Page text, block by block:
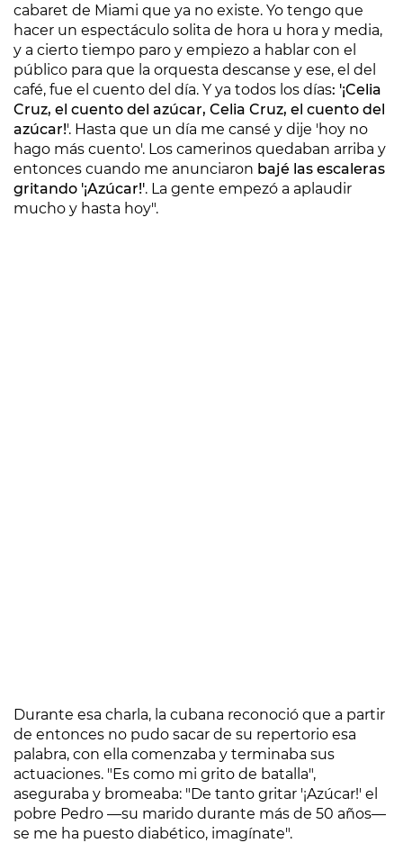
cabaret de Miami que ya no existe. Yo tengo que
hacer un espectáculo solita de hora u hora y media,
y a cierto tiempo paro y empiezo a hablar con el
público para que la orquesta descanse y ese, el del
café, fue el cuento del día. Y ya todos los días: '¡Celia
Cruz, el cuento del azúcar, Celia Cruz, el cuento del
azúcar!'. Hasta que un día me cansé y dije 'hoy no
hago más cuento'. Los camerinos quedaban arriba y
entonces cuando me anunciaron bajé las escaleras
gritando '¡Azúcar!'. La gente empezó a aplaudir
mucho y hasta hoy".
Durante esa charla, la cubana reconoció que a partir
de entonces no pudo sacar de su repertorio esa
palabra, con ella comenzaba y terminaba sus
actuaciones. "Es como mi grito de batalla",
aseguraba y bromeaba: "De tanto gritar '¡Azúcar!' el
pobre Pedro —su marido durante más de 50 años—
se me ha puesto diabético, imagínate".